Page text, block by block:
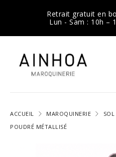
Retrait gratuit en
Lun - Sam : 10h –
ACCUEIL MAROQUINERIE
POUDRÉ MÉTALLISÉ